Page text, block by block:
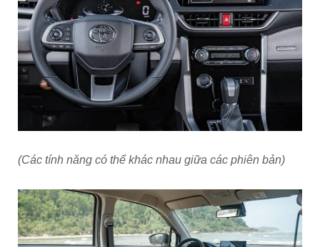
(Các tính năng có thể khác nhau giữa các phiên bản)